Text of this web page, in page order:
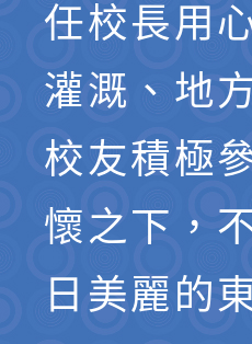
任校長用
灌溉、地
校友積極
懷之下，
日美麗的